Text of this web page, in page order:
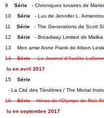
9 Série - Chroniques lunaires de
10 Série - Lux de Jennifer L.
11 Série - The Generations de Scott
12 Série - Broadway Limited de Malika
13    Mon amie Anne Frank de Alison
14 Série - Le Journal d'Aurélie
lu en avril 2017
15 Série
- La Cité des Ténèbres / The Mortal
16 Série - Héros de l'Olympe de Rick
lu en septembre 2017